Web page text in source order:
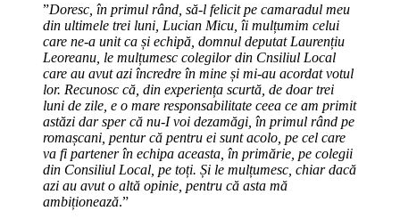
”Doresc, în primul rând, să-l felicit pe camaradul meu
din ultimele trei luni, Lucian Micu, îi mulțumim celui
care ne-a unit ca și echipă, domnul deputat Laurențiu
Leoreanu, le mulțumesc colegilor din Cnsiliul Local
care au avut azi încredre în mine și mi-au acordat votul
lor. Recunosc că, din experiența scurtă, de doar trei
luni de zile, e o mare responsabilitate ceea ce am primit
astăzi dar sper că nu-I voi dezamăgi, în primul rând pe
romașcani, pentur că pentru ei sunt acolo, pe cel care
va fi partener în echipa aceasta, în primărie, pe colegii
din Consiliul Local, pe toți. Și le mulțumesc, chiar dacă
azi au avut o altă opinie, pentru că asta mă
ambiționează.”